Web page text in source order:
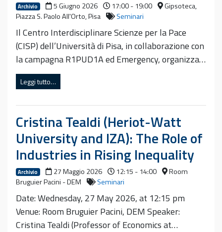
Archivio 5 Giugno 2026 17:00 - 19:00
Gipsoteca,
Piazza S. Paolo All'Orto, Pisa
Seminari
Il Centro Interdisciplinare Scienze per la Pace
(CISP) dell’Università di Pisa, in collaborazione con
la campagna R1PUD1A ed Emergency, organizza…
Leggi tutto…
Cristina Tealdi (Heriot-Watt
University and IZA): The Role of
Industries in Rising Inequality
Archivio 27 Maggio 2026 12:15 - 14:00
Room
Bruguier Pacini - DEM
Seminari
Date: Wednesday, 27 May 2026, at 12:15 pm
Venue: Room Bruguier Pacini, DEM Speaker:
Cristina Tealdi (Professor of Economics at…